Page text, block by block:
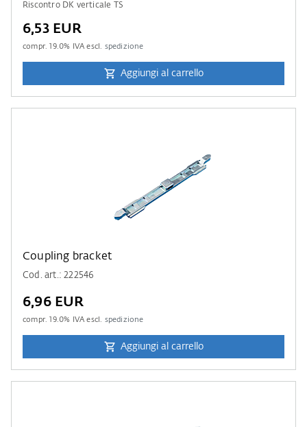
Riscontro DK verticale TS
6,53 EUR
compr.19.0% IVA escl. spedizione
Aggiungi al carrello
Coupling bracket
Cod. art.: 222546
6,96 EUR
compr.19.0% IVA escl. spedizione
Aggiungi al carrello